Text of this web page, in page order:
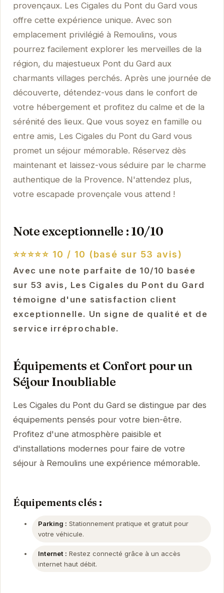
provençaux. Les Cigales du Pont du Gard vous
offre cette expérience unique. Avec son
emplacement privilégié à Remoulins, vous
pourrez facilement explorer les merveilles de la
région, du majestueux Pont du Gard aux
charmants villages perchés. Après une journée de
découverte, détendez-vous dans le confort de
votre hébergement et profitez du calme et de la
sérénité des lieux. Que vous soyez en famille ou
entre amis, Les Cigales du Pont du Gard vous
promet un séjour mémorable. Réservez dès
maintenant et laissez-vous séduire par le charme
authentique de la Provence. N'attendez plus,
votre escapade provençale vous attend !
Note exceptionnelle : 10/10
⭐⭐⭐⭐⭐ 10 / 10 (basé sur 53 avis)
Avec une note parfaite de 10/10 basée
sur 53 avis, Les Cigales du Pont du Gard
témoigne d'une satisfaction client
exceptionnelle. Un signe de qualité et de
service irréprochable.
Équipements et Confort pour un
Séjour Inoubliable
Les Cigales du Pont du Gard se distingue par des
équipements pensés pour votre bien-être.
Profitez d'une atmosphère paisible et
d'installations modernes pour faire de votre
séjour à Remoulins une expérience mémorable.
Équipements clés :
Parking : Stationnement pratique et gratuit pour
votre véhicule.
Internet : Restez connecté grâce à un accès
internet haut débit.